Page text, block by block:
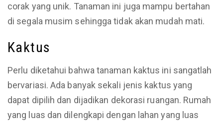
corak yang unik. Tanaman ini juga mampu bertahan
di segala musim sehingga tidak akan mudah mati.
Kaktus
Perlu diketahui bahwa tanaman kaktus ini sangatlah
bervariasi. Ada banyak sekali jenis kaktus yang
dapat dipilih dan dijadikan dekorasi ruangan. Rumah
yang luas dan dilengkapi dengan lahan yang luas